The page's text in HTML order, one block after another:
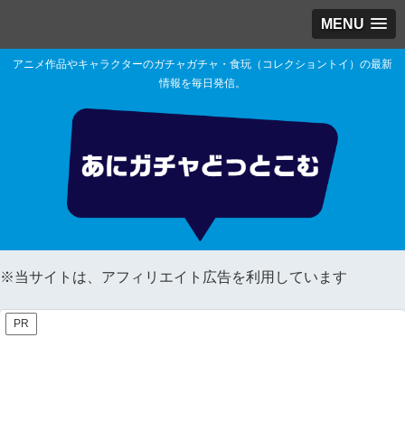
MENU
アニメ作品やキャラクターのガチャガチャ・食玩（コレクショントイ）の最新
情報を毎日発信。
※当サイトは、アフィリエイト広告を利用しています
PR